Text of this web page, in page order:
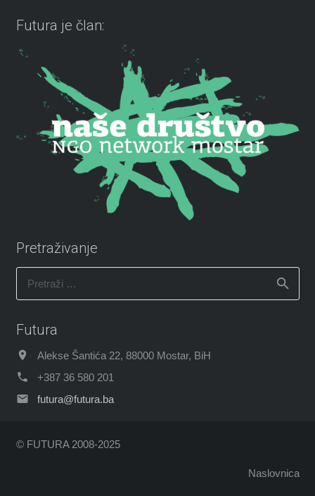
Futura je član:
Pretraživanje
Pretraži:
Futura
Alekse Šantića 22, 88000 Mostar, BiH
+387 36 580 201
futura@futura.ba
© FUTURA 2008-2025
Naslovnica